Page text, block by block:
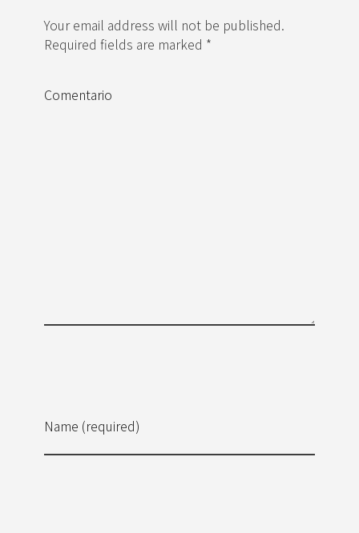
Your email address will not be published.
Required fields are marked *
Name (required)
Comentario